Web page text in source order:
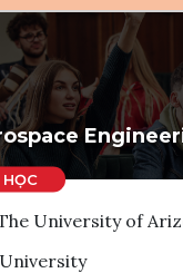
Ghi danh
Tham vấn Interlink
University of
University